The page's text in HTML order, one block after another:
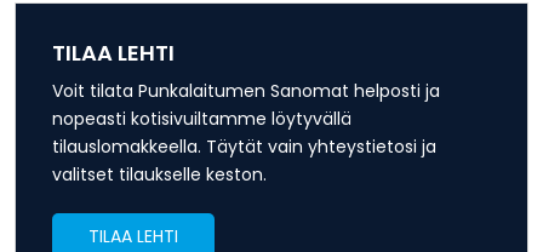
TILAA LEHTI
Voit tilata Punkalaitumen Sanomat helposti ja
nopeasti kotisivuiltamme löytyvällä
tilauslomakkeella. Täytät vain yhteystietosi ja
valitset tilaukselle keston.
TILAA LEHTI